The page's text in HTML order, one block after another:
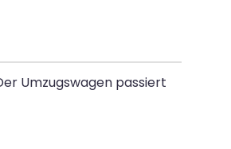
Umzugswagen passiert